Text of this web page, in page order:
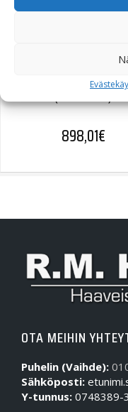
FRAME LOWER
(47988-05)
898,01€
OTA MEIHIN
Puhelin (Vaihde):
Sähköposti:
Y-tunnus: 0748389-3